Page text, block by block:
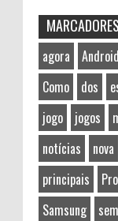
agora Android
Como
dos
jogo
jogos
notícias
nova
principais
Pro
Samsung